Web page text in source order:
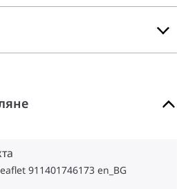
911401746173 en_BG